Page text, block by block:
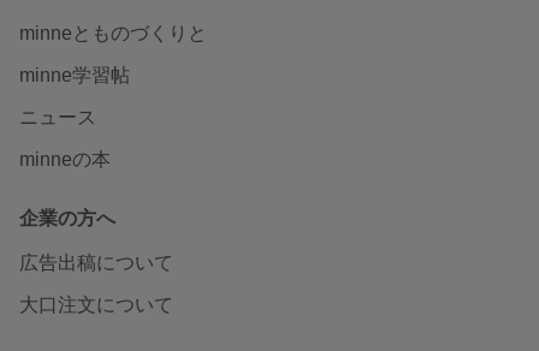
minneとものづくりと
minne学習帖
ニュース
minneの本
企業の方へ
広告出稿について
大口注文について